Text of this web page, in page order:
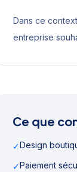
Dans ce
entreprise
Ce que
✓Design
✓Paiement